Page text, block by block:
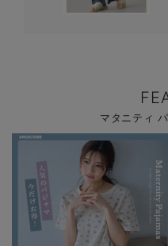
マタニティ